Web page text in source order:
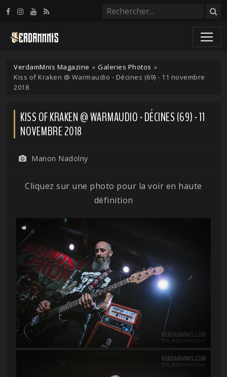
VerdamMnis Magazine » Galeries Photos »
Kiss of Kraken @ Warmaudio - Décines (69) - 11 novembre
2018
KISS OF KRAKEN @ WARMAUDIO - DÉCINES (69) - 11
NOVEMBRE 2018
Manon Nadolny
Cliquez sur une photo pour la voir en haute
définition
Panneau de gestion des cookies